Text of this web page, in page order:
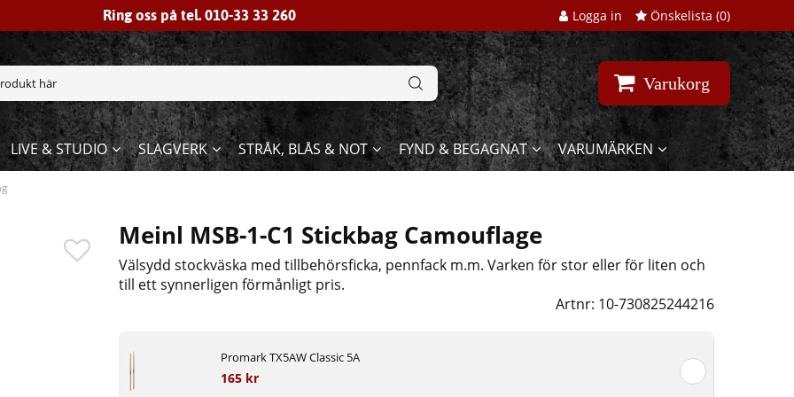
Ring oss på tel. 010-33 33 260 Logga in Önskelista (0)
Varukorg
LIVE & STUDIO SLAGVERK STRÅK, BLÅS & NOT FYND & BEGAGNAT VARUMÄRKEN
Meinl MSB-1-C1 Stickbag Camouflage
Välsydd stockväska med tillbehörsficka, pennfack m.m. Varken för stor eller för liten och
till ett synnerligen förmånligt pris.
Artnr: 10-730825244216
Promark TX5AW Classic 5A
165 kr